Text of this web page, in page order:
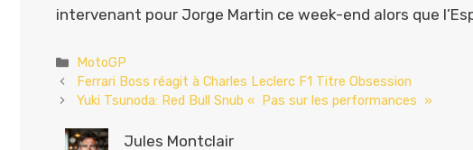
intervenant pour Jorge Martin ce week-end alors que
Catégories
MotoGP
Ferrari Boss réagit à Charles Leclerc F1 Titre Obsession
Yuki Tsunoda: Red Bull Snub « Pas sur les performances »
Jules Montclair